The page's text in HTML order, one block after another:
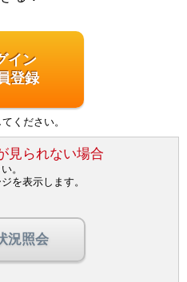
イン
登録
ください。
見られない場合
。
を表示します。
況照会